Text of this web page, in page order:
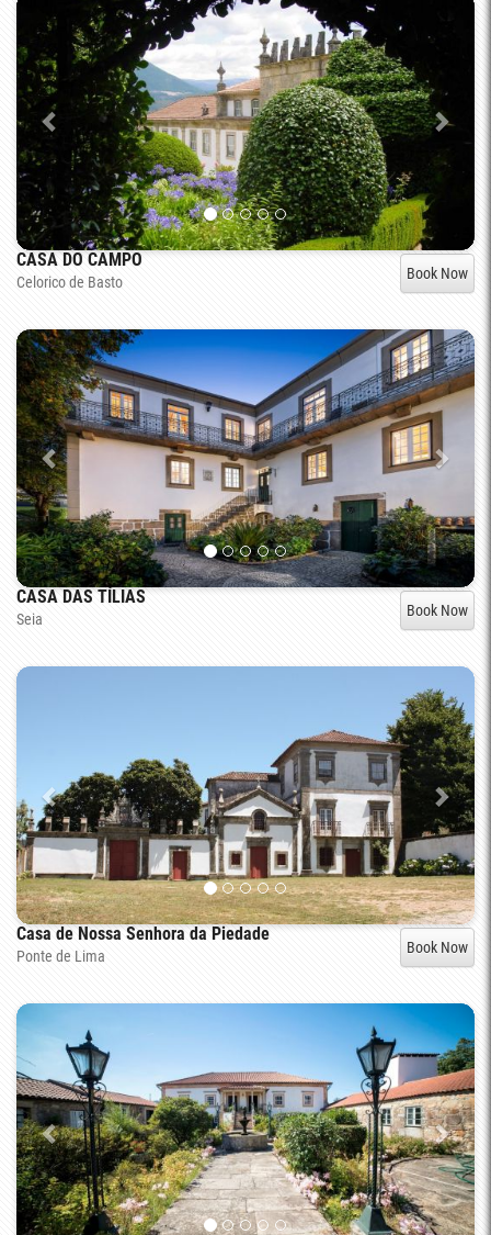
CASA DO CAMPO
Celorico de Basto Book Now
CASA DAS TÍLIAS
Seia Book Now
Casa de Nossa Senhora da Piedade
Ponte de Lima Book Now